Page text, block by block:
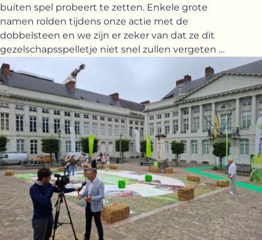
buiten spel probeert te zetten. Enkele grote
namen rolden tijdens onze actie met de
dobbelsteen en we zijn er zeker van dat ze dit
gezelschapsspelletje niet snel zullen vergeten …